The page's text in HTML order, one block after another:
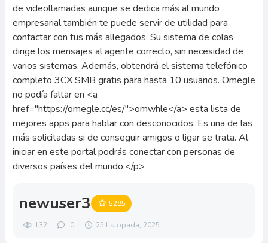
newuser3 5285
132 0 25 listopada, 2025